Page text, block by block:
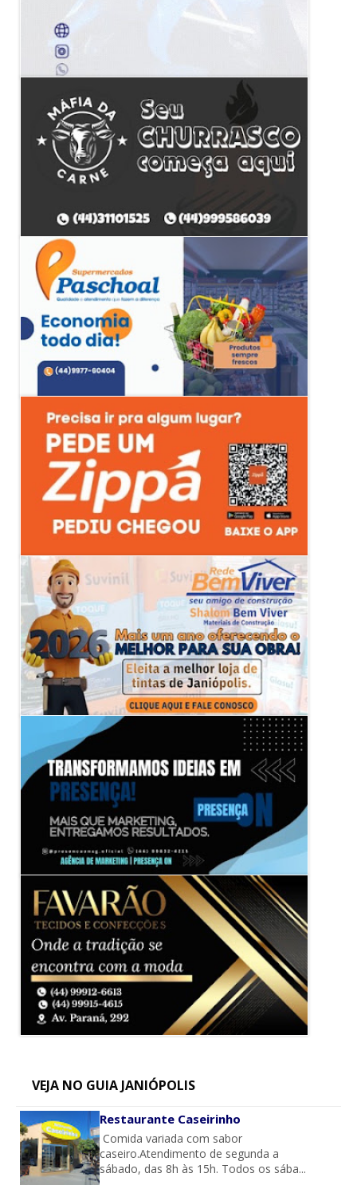
VEJA NO GUIA JANIÓPOLIS
Restaurante Caseirinho
Comida variada com sabor
caseiro.Atendimento de segunda a
sábado, das 8h às 15h. Todos os sába...